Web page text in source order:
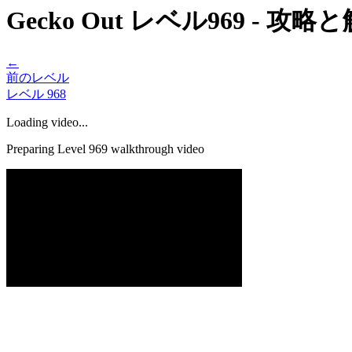
Gecko Out レベル969 - 攻略
←
前のレベル
レベル 968
Loading video...
Preparing Level 969 walkthrough video